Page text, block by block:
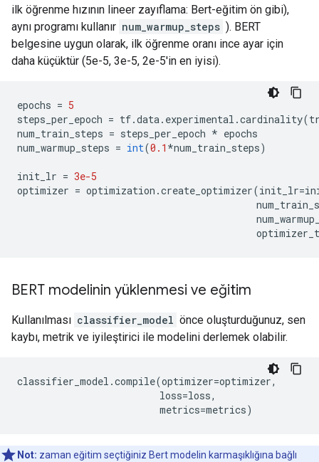
ilk öğrenme hızının lineer zayıflama: Bert-eğitim ön gibi),
aynı programı kullanır num_warmup_steps ). BERT
belgesine uygun olarak, ilk öğrenme oranı ince ayar için
daha küçüktür (5e-5, 3e-5, 2e-5'in en iyisi).
epochs = 5
steps_per_epoch = tf.data. experimental .cardinality(
num_train_steps = steps_per_epoch * epochs
num_warmup_steps = int(0.1 *num_train_steps)
init_lr = 3e-5
optimizer = optimization .create_optimizer(init_lr=
BERT modelinin yüklenmesi ve eğitim
Kullanılması classifier_model önce oluşturduğunuz, sen
kaybı, metrik ve iyileştirici ile modelini derlemek olabilir.
classifier_model .compile(optimizer=optimizer,
loss=loss,
metrics=metrics)
Not: zaman eğitim seçtiğiniz Bert modelin karmaşıklığına bağlı